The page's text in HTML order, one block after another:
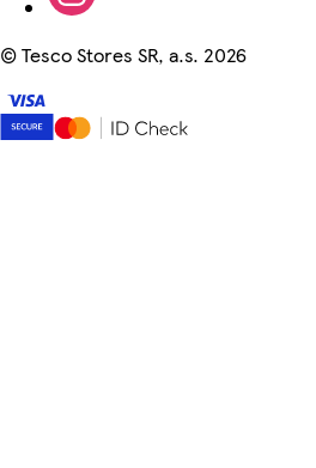
©Tesco Stores SR, a.s. 2026